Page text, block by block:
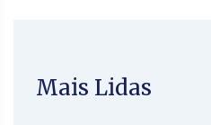
Mais Lidas